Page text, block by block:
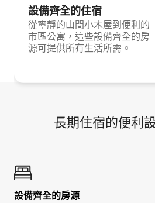
設備齊全的住宿
從寧靜的山間小木屋到便利的
市區公寓，這些設備齊全的房
源可提供所有生活所需。
長期住宿的便利
設備齊全的房源